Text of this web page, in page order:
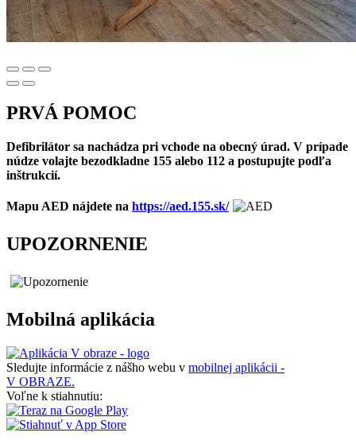
PRVÁ POMOC
Defibrilátor sa nachádza pri vchode na obecný úrad. V prípade
núdze volajte bezodkladne 155 alebo 112 a postupujte podľa
inštrukcií.
Mapu AED nájdete na https://aed.155.sk/
UPOZORNENIE
Mobilná aplikácia
Sledujte informácie z nášho webu v mobilnej aplikácii -
V OBRAZE.
Voľne k stiahnutiu: